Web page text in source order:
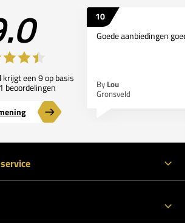
een 9 op basis
beoordelingen
10
Goede aanbiedingen
By Lou
Gronsveld